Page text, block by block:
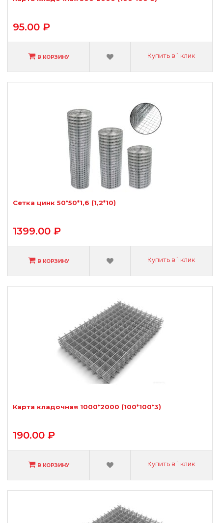
95.00 ₽
В КОРЗИНУ Купить в 1 клик
Сетка цинк 50*50*1,6 (1,2*10)
1399.00 ₽
В КОРЗИНУ Купить в 1 клик
Карта кладочная 1000*2000 (100*100*3)
190.00 ₽
В КОРЗИНУ Купить в 1 клик